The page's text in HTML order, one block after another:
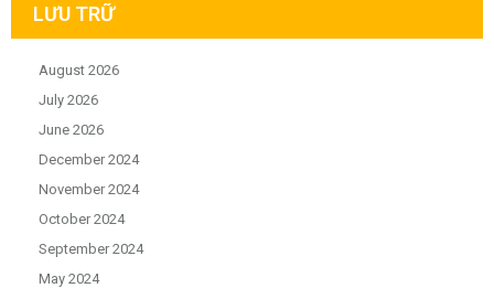
LƯU TRỮ
August 2026
July 2026
June 2026
December 2024
November 2024
October 2024
September 2024
May 2024